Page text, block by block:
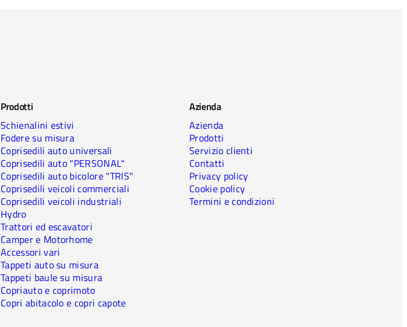
Prodotti
Schienalini estivi
Fodere su misura
Coprisedili auto universali
Coprisedili auto "PERSONAL"
Coprisedili auto bicolore "TRIS"
Coprisedili veicoli commerciali
Coprisedili veicoli industriali
Hydro
Trattori ed escavatori
Camper e Motorhome
Accessori vari
Tappeti auto su misura
Tappeti baule su misura
Copriauto e coprimoto
Copri abitacolo e copri capote
Azienda
Azienda
Prodotti
Servizio clienti
Contatti
Privacy policy
Cookie policy
Termini e condizioni